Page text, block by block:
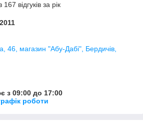
відгуків за рік
46, магазин "Абу-Дабі", Бердичів,
з 09:00 до 17:00
роботи